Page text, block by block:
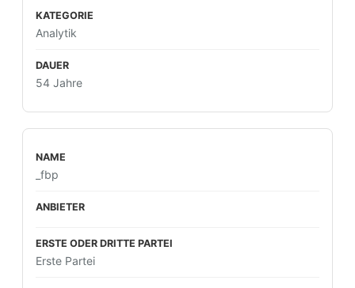
Analytik
54 Jahre
_fbp
Erste Partei